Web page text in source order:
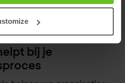
duidelijke leiders,
bij je